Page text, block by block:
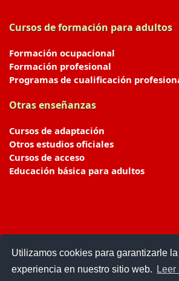
Utilizamos cookies para garantizarle
experiencia en nuestro sitio web.
Leer
Cursos de formación para adultos
Formación ocupacional
Formación profesional
Programas de cualificación
Otras enseñanzas
Cursos de adaptación
Otros estudios oficiales
Cursos de acceso
Educación básica para adultos